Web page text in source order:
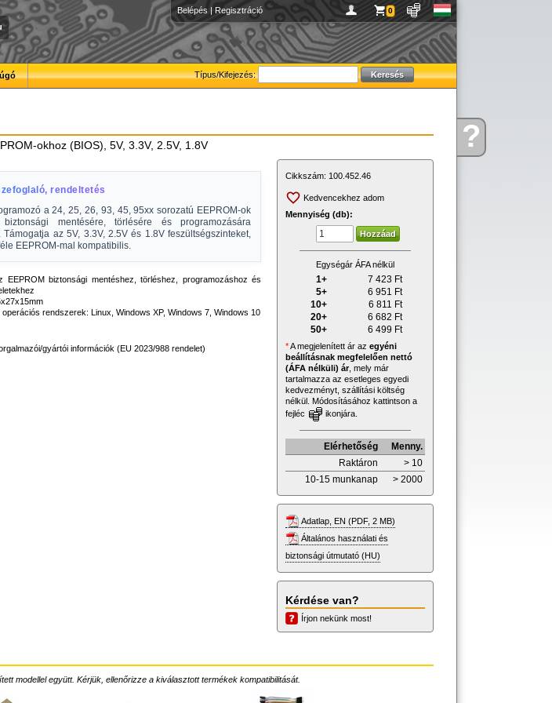
Kérdése?
Belépés | Regisztráció 0
Típus/Kifejezés:
okhoz (BIOS), 5V, 3.3V, 2.5V, 1.8V
rendeltetés
a 24, 25, 26, 93, 45, 95xx sorozatú EEPROM-ok
biztonsági mentésére, törlésére és programozására
Támogatja az 5V, 3.3V, 2.5V és 1.8V feszültségszinteket,
EEPROM-mal kompatibilis.
EEPROM biztonsági mentéshez, törléshez, programozáshoz és
operációs rendszerek: Linux, Windows XP, Windows 7, Windows 10
gyártói információk (EU 2023/988 rendelet)
Cikkszám: 100.452.46
Kedvencekhez adom
Mennyiség (db):
Egységár ÁFA nélkül
1+ 7 423 Ft
5+
6 951 Ft
10+
6 811 Ft
20+
6 682 Ft
50+
6 499 Ft
*A megjelenített ár az egyéni
beállításnak megfelelően nettó
(ÁFA nélküli) ár, mely már
tartalmazza az esetleges egyedi
kedvezményt, szállítási költség
nélkül. Módosításához kattintson a
fejléc
ikonjára.
Elérhetőség
Menny.
Raktáron
> 10
10-15 munkanap
> 2000
Adatlap, EN (PDF, 2 MB)
Általános használati és
biztonsági útmutató (HU)
Kérdése van?
Írjon nekünk most!
modellel együtt. Kérjük, ellenőrizze a kiválasztott termékek kompatibilitását.